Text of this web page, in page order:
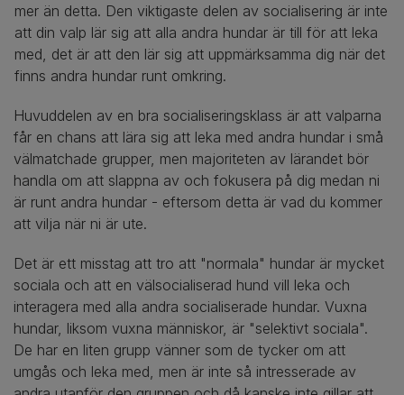
mer än detta. Den viktigaste delen av socialisering är inte
att din valp lär sig att alla andra hundar är till för att leka
med, det är att den lär sig att uppmärksamma dig när det
finns andra hundar runt omkring.
Huvuddelen av en bra socialiseringsklass är att valparna
får en chans att lära sig att leka med andra hundar i små
välmatchade grupper, men majoriteten av lärandet bör
handla om att slappna av och fokusera på dig medan ni
är runt andra hundar - eftersom detta är vad du kommer
att vilja när ni är ute.
Det är ett misstag att tro att "normala" hundar är mycket
sociala och att en välsocialiserad hund vill leka och
interagera med alla andra socialiserade hundar. Vuxna
hundar, liksom vuxna människor, är "selektivt sociala".
De har en liten grupp vänner som de tycker om att
umgås och leka med, men är inte så intresserade av